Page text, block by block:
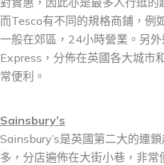
而Tesco有不同的規格商鋪，例
一般在郊區，24小時營業。另
Express，分佈在英國各大城市
常便利。
Sainsbury’s
Sainsbury’s是英國第二大的連
多，分店遍佈在大街小巷，非常